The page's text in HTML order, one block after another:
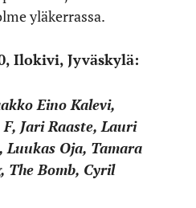
yläkerrassa.
Ilokivi, Jyväskylä:
Eino Kalevi,
Jari Raaste, Lauri
Luukas Oja, Tamara
The Bomb, Cyril